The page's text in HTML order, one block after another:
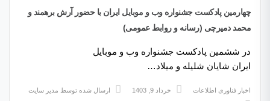
چهارمین پادکست جشنواره وب و موبایل ایران با حضور آرش برهمند و
محمد دمیرچی (رسانه و روابط عمومی)
در ششمین پادکست جشنواره وب و موبایل
ایران شایان شلیله و میلاد…
اخبار فناوری اطلاعات خرداد 9, 1403 ارسال شده توسط مدیر سایت